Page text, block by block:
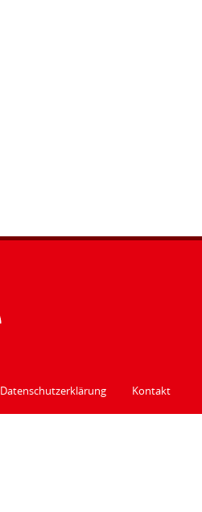
Datenschutzerklärung Kontakt